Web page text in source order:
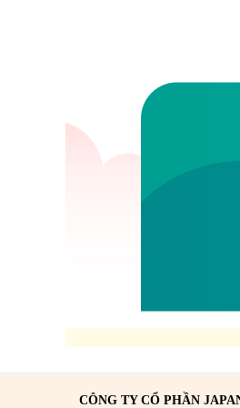
CÔNG TY CỔ PHẦN